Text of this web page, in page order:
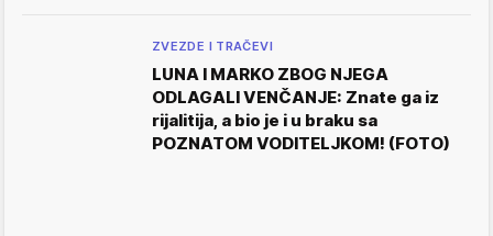
ZVEZDE I TRAČEVI
LUNA I MARKO ZBOG NJEGA
ODLAGALI VENČANJE: Znate ga iz
rijalitija, a bio je i u braku sa
POZNATOM VODITELJKOM! (FOTO)